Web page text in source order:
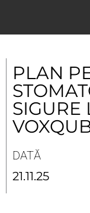
content
PLAN
SIGURE
DATĂ
21.11.25